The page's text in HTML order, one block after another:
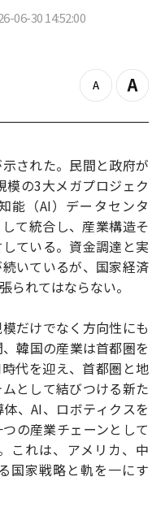
06-30 14:52:00
z
o
u
t
Z
o
n
された。民間と政府が
模の3大メガプロジェク
能（AI）データセンタ
て統合し、産業構造そ
ている。資金調達と実
いているが、国家経済
られてはならない。
だけでなく方向性にも
韓国の産業は首都圏を
代を迎え、首都圏と地
として結びつける新た
、AI、ロボティクスを
の産業チェーンとして
これは、アメリカ、中
国家戦略と軌を一にす